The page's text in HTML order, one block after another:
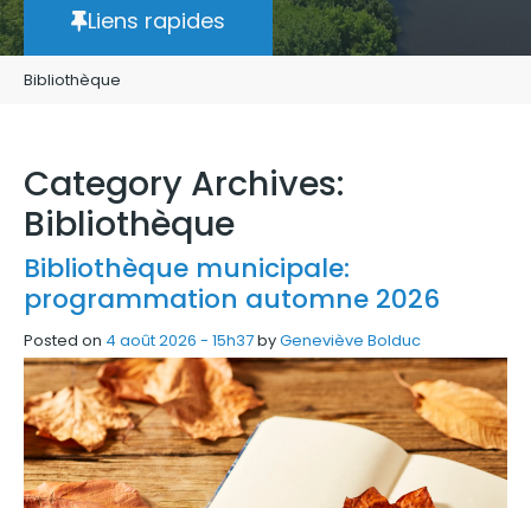
Liens rapides
Bibliothèque
Category Archives:
Bibliothèque
Bibliothèque municipale:
programmation automne 2026
Posted on 4 août 2026 - 15h37byGeneviève Bolduc